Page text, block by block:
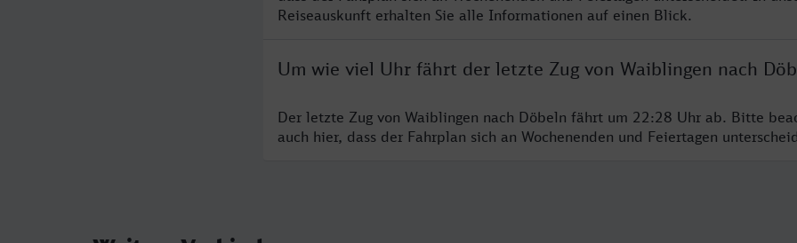
Reiseauskunft erhalten Sie alle Informationen auf einen Blick.
Um wie viel Uhr fährt der letzte Zug von Waiblingen nach
Der letzte Zug von Waiblingen nach Döbeln fährt um 22:28 Uhr ab. Bitte
auch hier, dass der Fahrplan sich an Wochenenden und Feiertagen